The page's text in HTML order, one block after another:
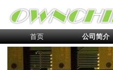
首页 公司简介